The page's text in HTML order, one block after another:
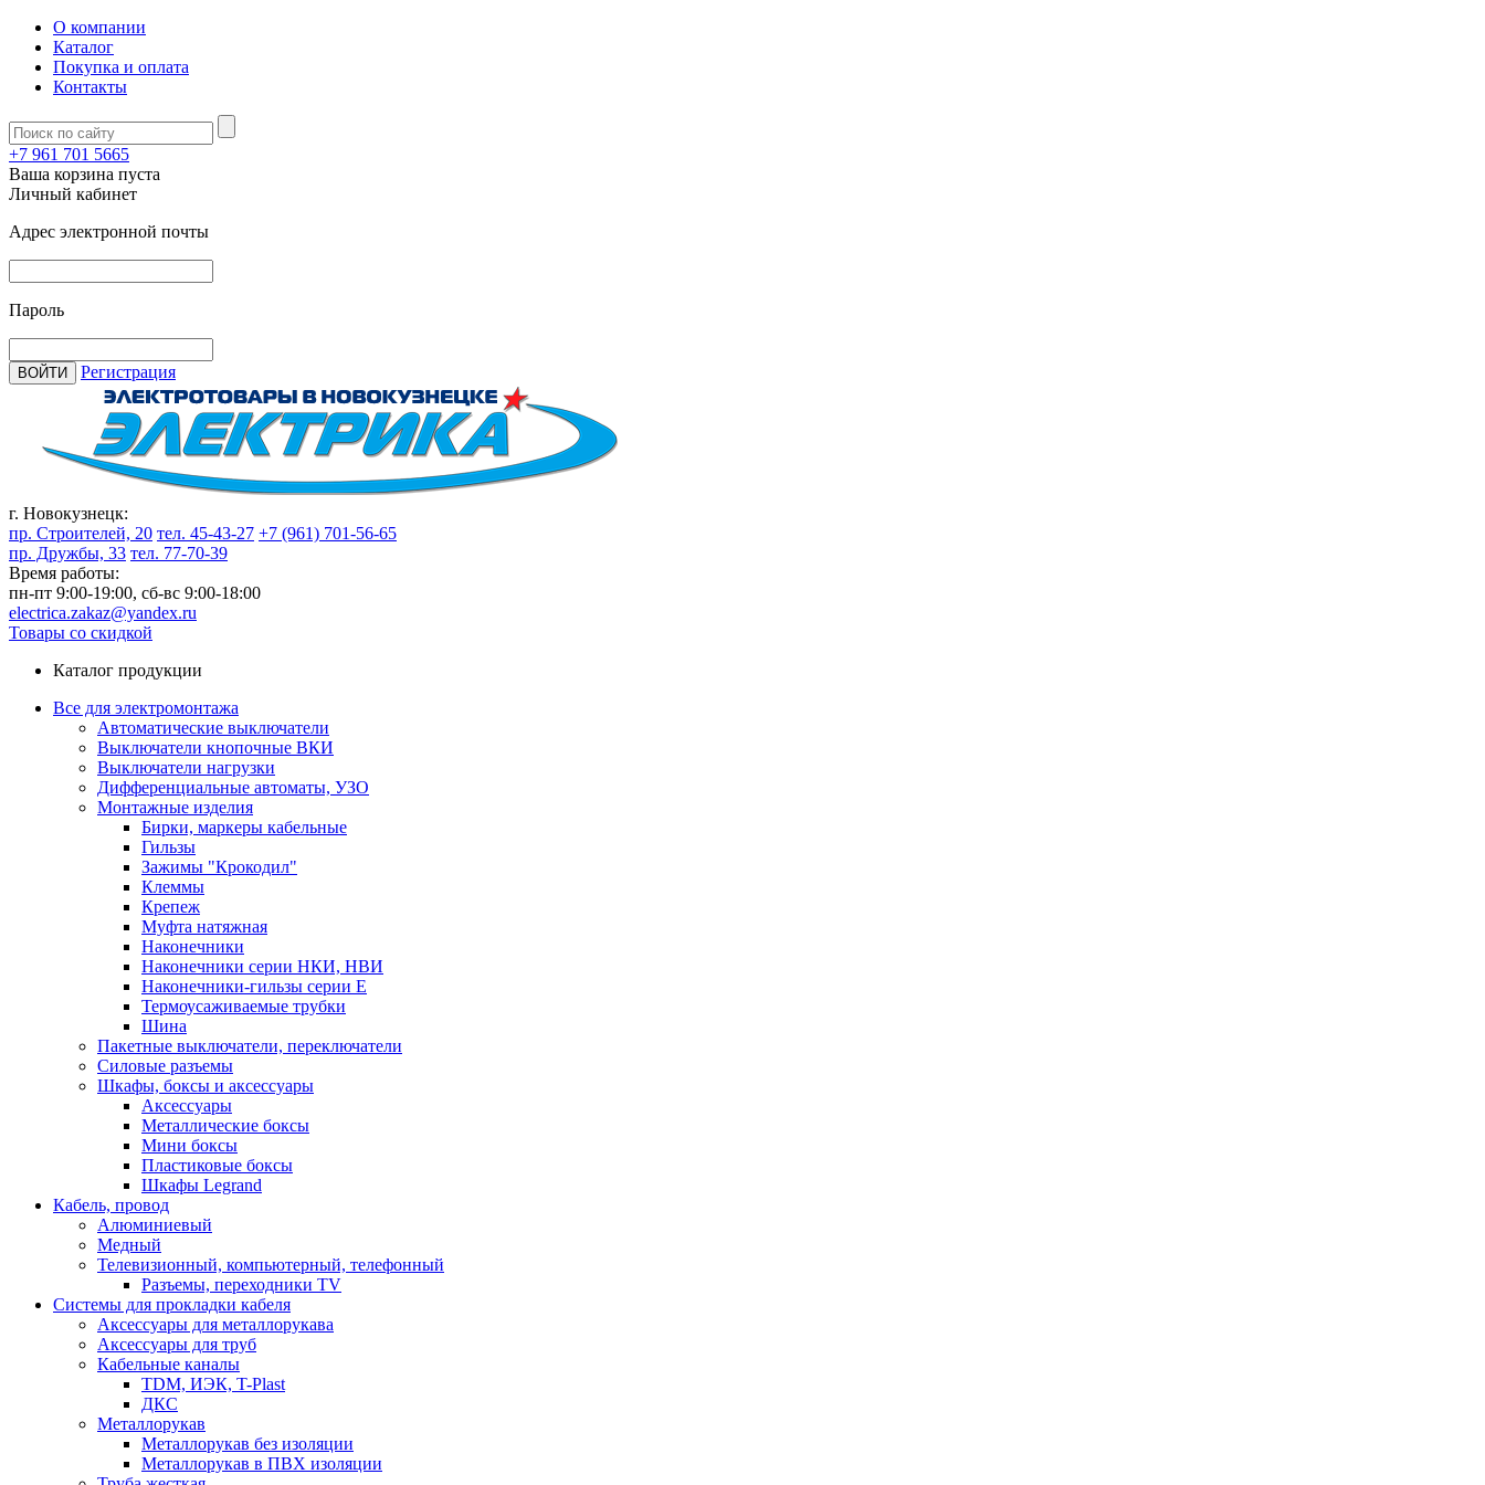
О компании
Каталог
Покупка и оплата
Контакты
+7 961 701 5665
Ваша корзина пуста
Личный кабинет
Адрес электронной почты
Пароль
ВОЙТИ Регистрация
г. Новокузнецк:
пр. Строителей, 20 тел. 45-43-27 +7 (961) 701-56-65
пр. Дружбы, 33 тел. 77-70-39
Время работы:
пн-пт 9:00-19:00, сб-вс 9:00-18:00
electrica.zakaz@yandex.ru
Товары со скидкой
Каталог продукции
Все для электромонтажа
Автоматические выключатели
Выключатели кнопочные ВКИ
Выключатели нагрузки
Дифференциальные автоматы, УЗО
Монтажные изделия
Бирки, маркеры кабельные
Гильзы
Зажимы "Крокодил"
Клеммы
Крепеж
Муфта натяжная
Наконечники
Наконечники серии НКИ, НВИ
Наконечники-гильзы серии Е
Термоусаживаемые трубки
Шина
Пакетные выключатели, переключатели
Силовые разъемы
Шкафы, боксы и аксессуары
Аксессуары
Металлические боксы
Мини боксы
Пластиковые боксы
Шкафы Legrand
Кабель, провод
Алюминиевый
Медный
Телевизионный, компьютерный, телефонный
Разъемы, переходники TV
Системы для прокладки кабеля
Аксессуары для металлорукава
Аксессуары для труб
Кабельные каналы
TDM, ИЭК, T-Plast
ДКС
Металлорукав
Металлорукав без изоляции
Металлорукав в ПВХ изоляции